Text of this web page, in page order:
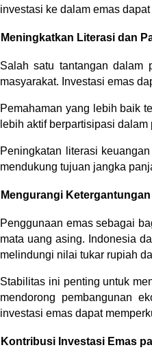
investasi ke dalam emas
Meningkatkan Literasi dan
Salah satu tantangan dalam
masyarakat. Investasi emas
Pemahaman yang lebih baik
lebih aktif berpartisipasi
Peningkatan literasi
mendukung tujuan jangka
Mengurangi
Penggunaan emas sebagai
mata uang asing. Indonesia
melindungi nilai tukar rupiah
Stabilitas ini penting untuk
mendorong pembangunan
investasi emas dapat
Kontribusi Investasi Emas